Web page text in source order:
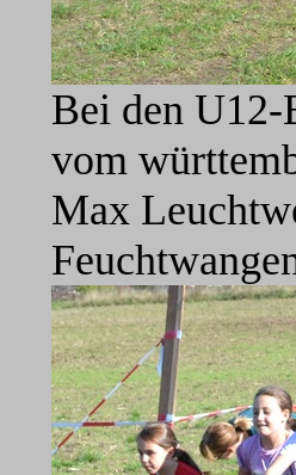
Bei den U12-
vom
Max